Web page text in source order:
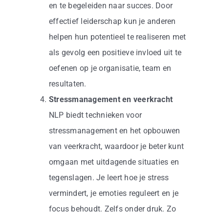
en te begeleiden naar succes. Door
effectief leiderschap kun je anderen
helpen hun potentieel te realiseren met
als gevolg een positieve invloed uit te
oefenen op je organisatie, team en
resultaten.
Stressmanagement en veerkracht
NLP biedt technieken voor
stressmanagement en het opbouwen
van veerkracht, waardoor je beter kunt
omgaan met uitdagende situaties en
tegenslagen. Je leert hoe je stress
vermindert, je emoties reguleert en je
focus behoudt. Zelfs onder druk. Zo